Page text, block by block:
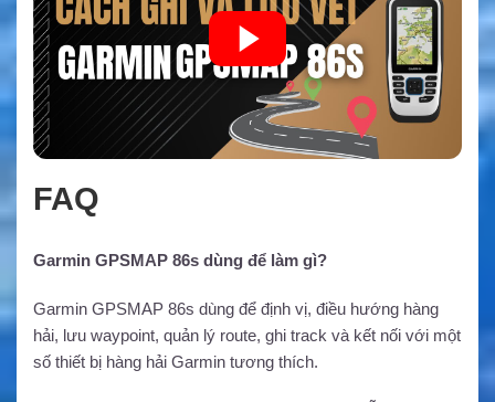
FAQ
Garmin GPSMAP 86s dùng để làm gì?
Garmin GPSMAP 86s dùng để định vị, điều hướng hàng
hải, lưu waypoint, quản lý route, ghi track và kết nối với một
số thiết bị hàng hải Garmin tương thích.